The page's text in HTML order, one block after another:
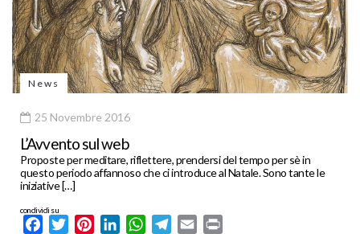
News
25 Novembre 2016
L’Avvento sul web
Proposte per meditare, riflettere, prendersi del tempo per sè in
questo periodo affannoso che ci introduce al Natale. Sono tante le
iniziative […]
condividi su
FacebookTwitterPinterestLinkedInWhatsApp
Telegram
Email